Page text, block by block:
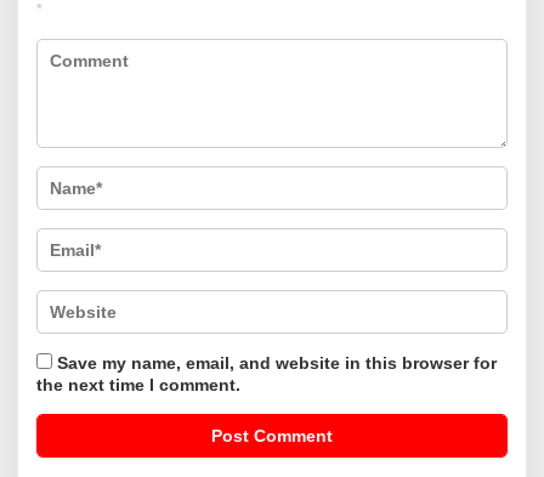
*
Save my name, email, and website in this browser for
the next time I comment.